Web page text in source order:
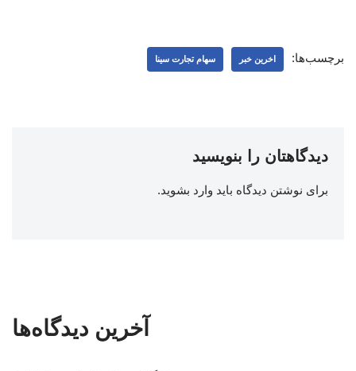
برچسب‌ها: اخرین خبر سهام تجارت سینا
دیدگاهتان را بنویسید
برای نوشتن دیدگاه باید وارد بشوید.
آخرین دیدگاه‌ها